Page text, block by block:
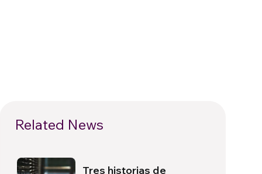
Related News
Tres historias de